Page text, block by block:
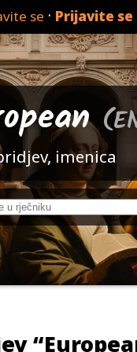
se · Prijavite se
imenica